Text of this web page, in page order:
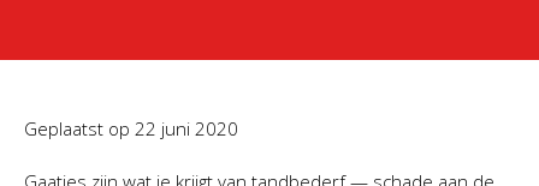
Geplaatst op 22 juni 2020
Gaatjes zijn wat je krijgt van tandbederf — schade aan de